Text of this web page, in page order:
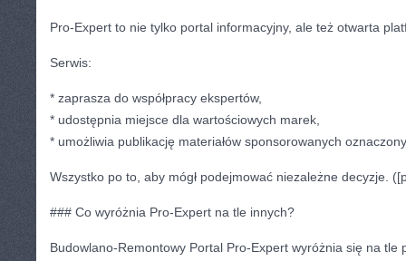
Pro-Expert to nie tylko portal informacyjny, ale też otwarta
Serwis:
* zaprasza do współpracy ekspertów,
* udostępnia miejsce dla wartościowych marek,
* umożliwia publikację materiałów sponsorowanych
Wszystko po to, aby mógł podejmować niezależne decyzje.
### Co wyróżnia Pro-Expert na tle innych?
Budowlano-Remontowy Portal Pro-Expert wyróżnia się na tle